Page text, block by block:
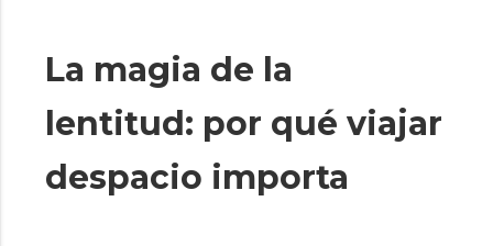
La magia de la
lentitud: por qué viajar
despacio importa